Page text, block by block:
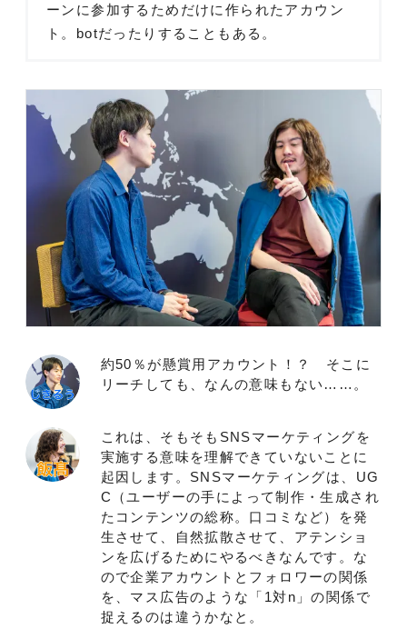
ーンに参加するためだけに作られたアカウン
ト。botだったりすることもある。
約50％が懸賞用アカウント！？ そこに
リーチしても、なんの意味もない……。
これは、そもそもSNSマーケティングを
実施する意味を理解できていないことに
起因します。SNSマーケティングは、UG
C（ユーザーの手によって制作・生成され
たコンテンツの総称。口コミなど）を発
生させて、自然拡散させて、アテンショ
ンを広げるためにやるべきなんです。な
ので企業アカウントとフォロワーの関係
を、マス広告のような「1対n」の関係で
捉えるのは違うかなと。